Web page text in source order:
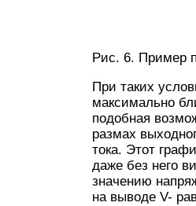
Рис. 6. Пример
При таких
максимально
подобная
размах
тока. Этот
даже без него
значению
на выводе V-